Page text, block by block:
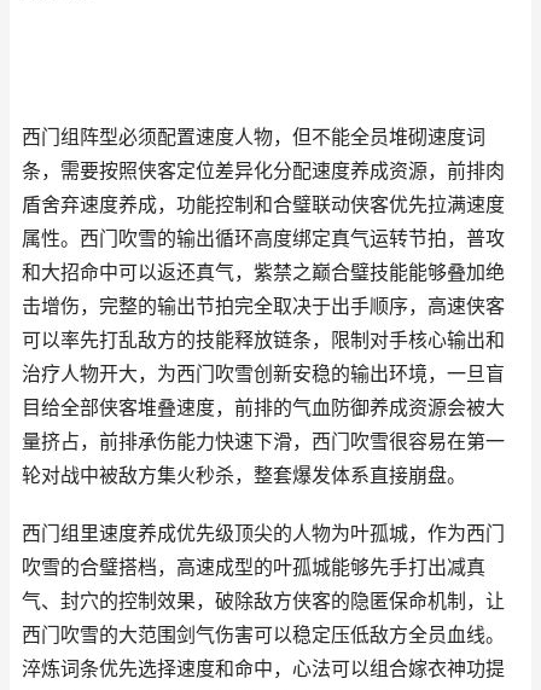
西门组阵型必须配置速度人物，但不能全员堆砌速度词
条，需要按照侠客定位差异化分配速度养成资源，前排肉
盾舍弃速度养成，功能控制和合璧联动侠客优先拉满速度
属性。西门吹雪的输出循环高度绑定真气运转节拍，普攻
和大招命中可以返还真气，紫禁之巅合璧技能能够叠加绝
击增伤，完整的输出节拍完全取决于出手顺序，高速侠客
可以率先打乱敌方的技能释放链条，限制对手核心输出和
治疗人物开大，为西门吹雪创新安稳的输出环境，一旦盲
目给全部侠客堆叠速度，前排的气血防御养成资源会被大
量挤占，前排承伤能力快速下滑，西门吹雪很容易在第一
轮对战中被敌方集火秒杀，整套爆发体系直接崩盘。
西门组里速度养成优先级顶尖的人物为叶孤城，作为西门
吹雪的合璧搭档，高速成型的叶孤城能够先手打出减真
气、封穴的控制效果，破除敌方侠客的隐匿保命机制，让
西门吹雪的大范围剑气伤害可以稳定压低敌方全员血线。
淬炼词条优先选择速度和命中，心法可以组合嫁衣神功提